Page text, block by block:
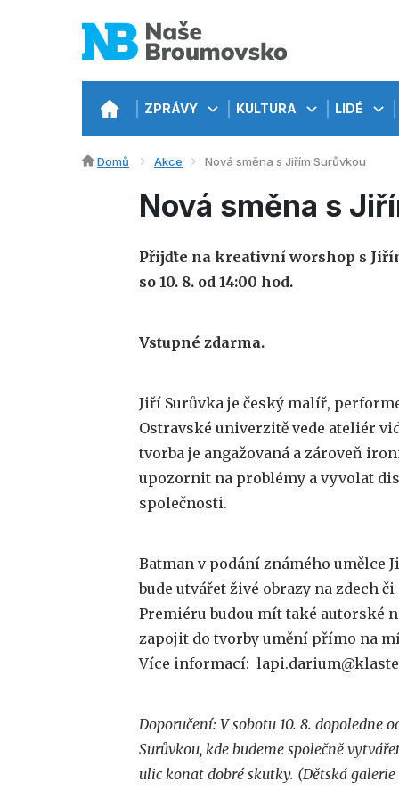
Domů Akce Nová směna s Jiřím Surůvkou
Nová směna s
Přijďte na kreativní worshop s
so 10. 8. od 14:00 hod.
Vstupné zdarma.
Jiří Surůvka je český malíř,
Ostravské univerzitě vede ateliér
tvorba je angažovaná a zároveň
upozornit na problémy a vyvolat
společnosti.
Batman v podání známého umělce
bude utvářet živé obrazy na zdech
Premiéru budou mít také autorské
zapojit do tvorby umění přímo na
Více informací:
Doporučení: V sobotu 10. 8. dopoledne
Surůvkou, kde budeme společně
ulic konat dobré skutky. (Dětská
ZPRÁVY KULTURA LIDÉ